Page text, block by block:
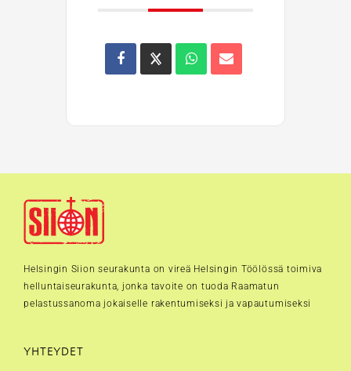
Helsingin Siion seurakunta on vireä Helsingin Töölössä toimiva
helluntaiseurakunta, jonka tavoite on tuoda Raamatun
pelastussanoma jokaiselle rakentumiseksi ja vapautumiseksi
YHTEYDET